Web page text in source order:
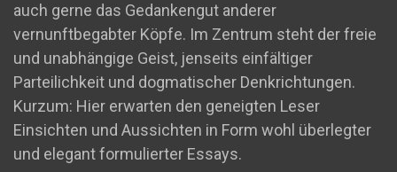
auch gerne das Gedankengut anderer
vernunftbegabter Köpfe. Im Zentrum steht der freie
und unabhängige Geist, jenseits einfältiger
Parteilichkeit und dogmatischer Denkrichtungen.
Kurzum: Hier erwarten den geneigten Leser
Einsichten und Aussichten in Form wohl überlegter
und elegant formulierter Essays.